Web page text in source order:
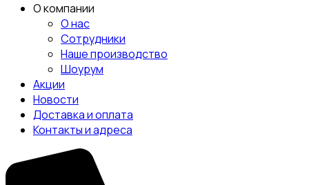
О компании
О нас
Сотрудники
Наше производство
Шоурум
Акции
Новости
Доставка и оплата
Контакты и адреса